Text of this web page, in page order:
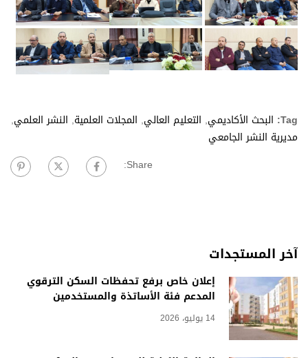
Tag: البحث الأكاديمي, التعليم العالي, المجلات العلمية, النشر العلمي,
مديرية النشر الجامعي
Share:
آخر المستجدات
إعلان خاص برفع تحفظات السكن الترقوي
المدعم فئة الأساتذة والمستخدمين
14 يوليو، 2026